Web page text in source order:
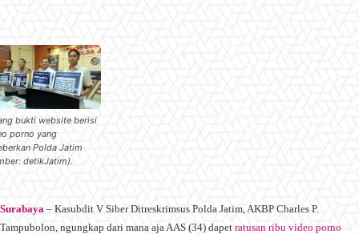
bukti website berisi
porno yang
Polda Jatim
detikJatim).
Surabaya – Kasubdit V Siber Ditreskrimsus Polda Jatim, AKBP Charles P.
Tampubolon, ngungkap dari mana aja AAS (34) dapet ratusan ribu video porno